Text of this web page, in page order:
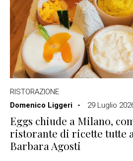
RISTORAZIONE
Domenico Liggeri
29 Luglio
Eggs chiude a Milano,
ristorante di ricette tutte
Barbara Agosti